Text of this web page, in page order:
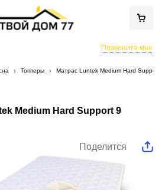
Позвоните мне
Топперы Матрас Luntek Medium Hard Support 9
Medium Hard Support 9
Поделится